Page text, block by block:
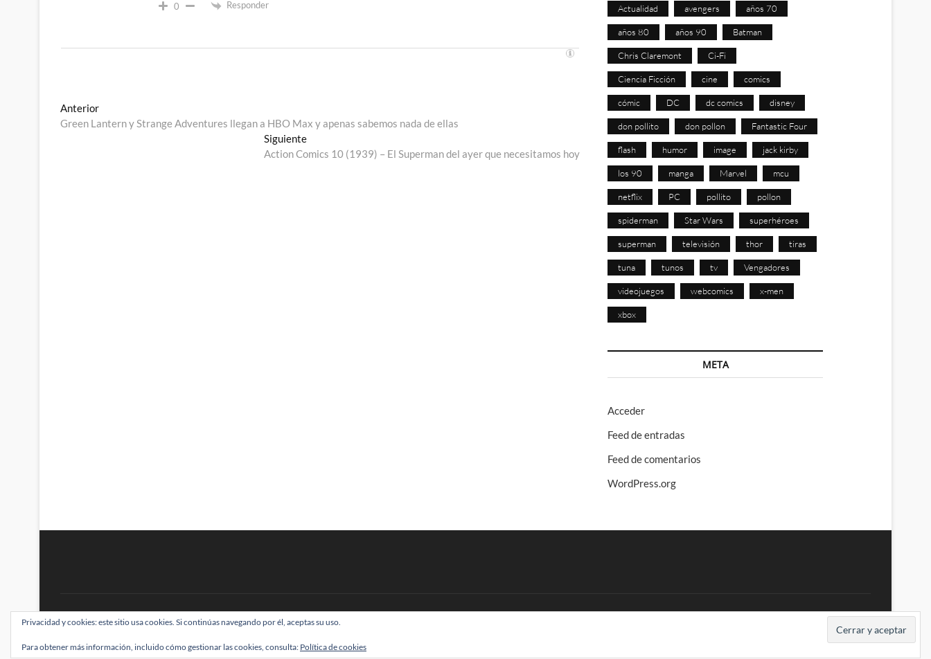
0 Responder
Navegación
de
AnteriorEntrada
anterior:
Green Lantern y Strange Adventures llegan a HBO Max y apenas sabemos nada de ellas
SiguienteEntrada
siguiente:
Action Comics 10 (1939) – El Superman del ayer que necesitamos hoy
Actualidad avengers años 70
años 80 años 90 Batman
Chris Claremont Ci-Fi
Ciencia Ficción cine comics
cómic DC dc comics disney
don pollito don pollon Fantastic Four
flash humor image jack kirby
los 90 manga Marvel mcu
netflix PC pollito pollon
spiderman Star Wars superhéroes
superman televisión thor tiras
tuna tunos tv Vengadores
videojuegos webcomics x-men
xbox
META
Acceder
Feed de entradas
Feed de comentarios
WordPress.org
BRAINSTOMPING| Diseñado por:Theme Freesia|WordPress| © Todos los derechos reservados
Privacidad y cookies: este sitio usa cookies. Si continúas navegando por él, aceptas su uso.
Para obtener más información, incluido cómo gestionar las cookies, consulta: Política de cookies